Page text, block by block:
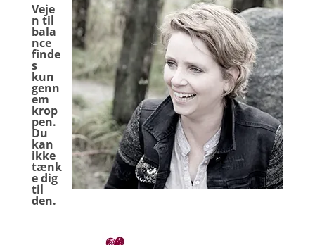
Veje
n til
bala
nce
finde
s
kun
genn
em
krop
pen.
Du
kan
ikke
tænk
e dig
til
den.